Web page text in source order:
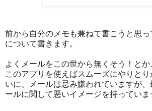
前から自分のメモも兼ねて書こうと思
について書きます。
よくメールをこの世から無くそう！と
このアプリを使えばスムーズにやりと
いに、メールは忌み嫌われていますが、
ールに関して悪いイメージを持っていま